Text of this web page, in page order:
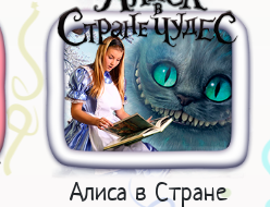
Алиса в Стране